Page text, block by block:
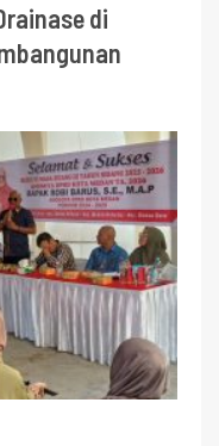
di